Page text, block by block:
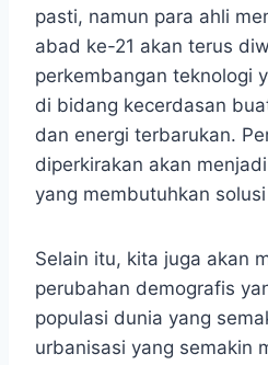
pasti, namun para ahli
abad ke-21 akan terus
perkembangan teknologi
di bidang kecerdasan
dan energi terbarukan.
diperkirakan akan
yang membutuhkan
Selain itu, kita juga akan
perubahan demografis
populasi dunia yang
urbanisasi yang semakin